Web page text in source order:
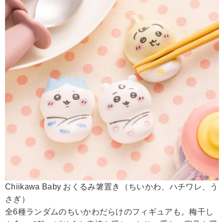
Chiikawa Baby おくるみ箸置き（ちいかわ、ハチワレ、う
さぎ）
全6種ランダムのちいかわだらけのフィギュアも。梅干し